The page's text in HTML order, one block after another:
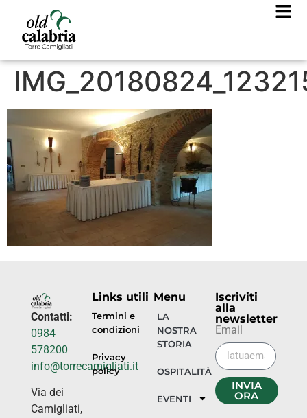
Contatti:
0984
578200
info@torrecamigliati.it
Via dei
Camigliati,
Links utili
Termini e
condizioni
Privacy
policy
Menu
LA
NOSTRA
STORIA
OSPITALITÀ
EVENTI
Iscriviti
alla
newsletter
Email
INVIA
ORA